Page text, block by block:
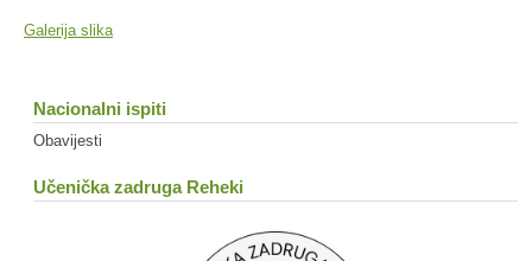
Galerija slika
Nacionalni ispiti
Obavijesti
Učenička zadruga Reheki